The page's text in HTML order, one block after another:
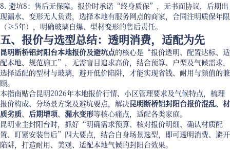
8. 避坑8：售后无保障。报价时承诺“终身质保”，无书面协议，后期出
现漏水、变形无人负责，选择本地有服务网点的商家，合同注明质保年限
（≥5年），明确玻璃自爆、型材变形的售后责任。
五、报价与选型总结：透明消费，适配为先
昆明断桥铝封阳台本地报价及避坑点的核心是“报价透明、配置达标、适
配本地、规范施工”，无需盲目追求高价，结合预算、户型及气候需求，
选择适配的型材与玻璃，避开低价陷阱，才能实现省钱、耐用与颜值的兼
顾。
本指南贴合昆明2026年本地报价行情、小区管理要求及气候特点，梳理
报价构成、分场景方案及避坑要点，解决昆明断桥铝封阳台报价混乱、 材
质劣质、 后期增项、 漏水变形等核心痛点，适配各类家庭。
昆明业主封阳台时，抓好“明确需求预算、核对报价明细、确认材质配
置、盯紧安装售后”四大要点，结合自身场景选型，即可透明消费、避开
陷阱，打造耐用、美观、适配本地气候的封阳台效果。